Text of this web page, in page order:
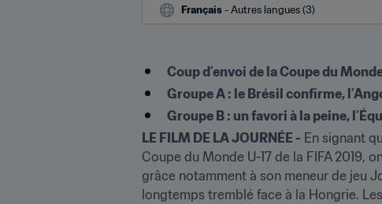
Français - Autres langues (3)
Coup d’envoi de la Coupe du
Groupe A : le Brésil confirme,
Groupe B : un favori à la peine,
LE FILM DE LA JOURNÉE - En signant
Coupe du Monde U-17 de la FIFA 2019,
grâce notamment à son meneur de jeu
longtemps tremblé face à la Hongrie.